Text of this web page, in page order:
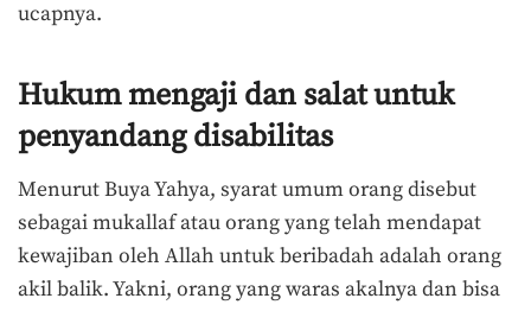
ucapnya.
Hukum mengaji dan salat untuk
penyandang disabilitas
Menurut Buya Yahya, syarat umum orang disebut
sebagai mukallaf atau orang yang telah mendapat
kewajiban oleh Allah untuk beribadah adalah orang
akil balik. Yakni, orang yang waras akalnya dan bisa